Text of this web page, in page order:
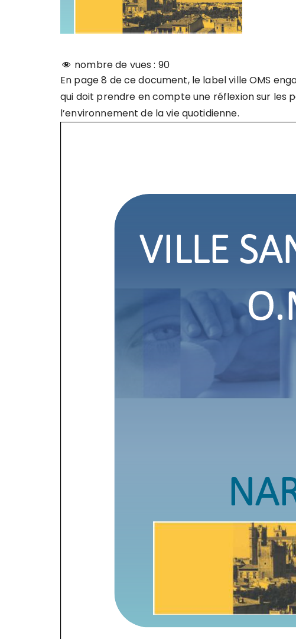
nombre de vues : 90
En page 8 de ce document, le label ville OMS
qui doit prendre en compte une réflexion sur les
l’environnement de la vie quotidienne.